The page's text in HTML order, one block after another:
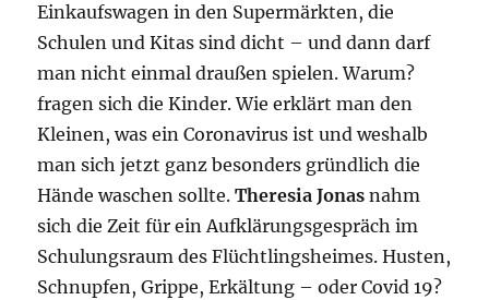
Einkaufswagen in den Supermärkten, die
Schulen und Kitas sind dicht – und dann darf
man nicht einmal draußen spielen. Warum?
fragen sich die Kinder. Wie erklärt man den
Kleinen, was ein Coronavirus ist und weshalb
man sich jetzt ganz besonders gründlich die
Hände waschen sollte.Theresia Jonas nahm
sich die Zeit für ein Aufklärungsgespräch im
Schulungsraum des Flüchtlingsheimes. Husten,
Schnupfen, Grippe, Erkältung – oder Covid 19?